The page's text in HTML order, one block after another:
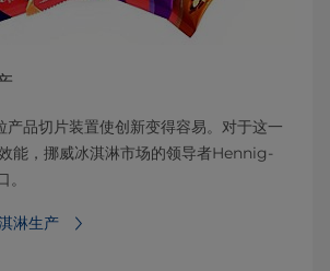
产品切片装置使创新变得容易。对于这一
能，挪威冰淇淋市场的领导者Hennig-
淋生产